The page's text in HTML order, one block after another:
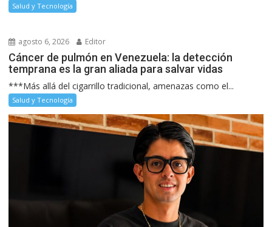
Salud y Tecnología
agosto 6, 2026 Editor
Cáncer de pulmón en Venezuela: la detección
temprana es la gran aliada para salvar vidas
***Más allá del cigarrillo tradicional, amenazas como el...
Salud y Tecnología